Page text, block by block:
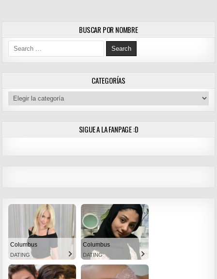
BUSCAR POR NOMBRE
Search for:
CATEGORÍAS
Categorías
SIGUE A LA FANPAGE :D
Columbus
DATING
Columbus
DATING